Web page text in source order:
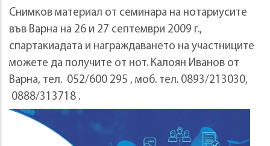
Снимков материал от семинара на нотариусите
във Варна на 26 и 27 септември 2009 г.,
спартакиадата и награждаването на участниците
можете да получите от нот. Калоян Иванов от
Варна, тел. 052/600 295 , моб. тел. 0893/213030,
0888/313718 .